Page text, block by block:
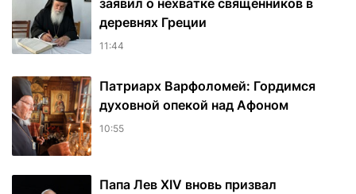
заявил о нехватке священников в
деревнях Греции
11:44
Патриарх Варфоломей: Гордимся
духовной опекой над Афоном
10:55
Папа Лев XIV вновь призвал